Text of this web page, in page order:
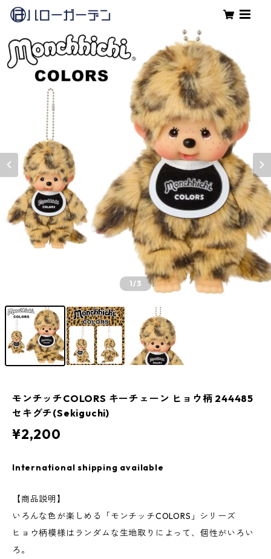
1/3
モンチッチCOLORS キーチェーン ヒョウ柄 244485
セキグチ(Sekiguchi)
¥2,200
International shipping available
【商品説明】
いろんな色が楽しめる「モンチッチCOLORS」シリーズ
ヒョウ柄模様はランダムな生地取りによって、個性がいろい
ろ。